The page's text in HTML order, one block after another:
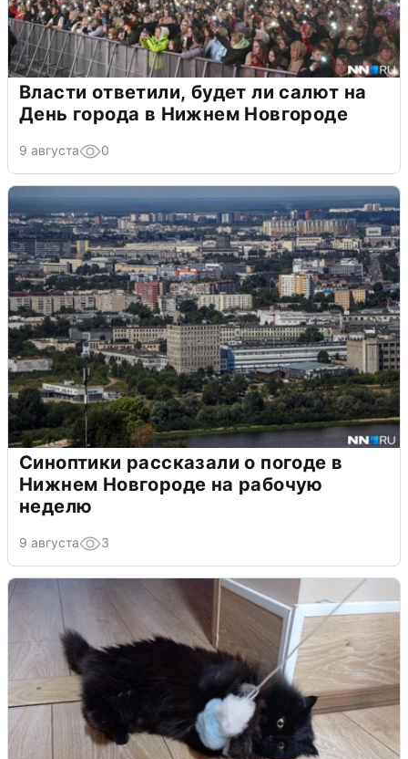
Власти ответили, будет ли салют на
День города в Нижнем Новгороде
9 августа 0
Синоптики рассказали о погоде в
Нижнем Новгороде на рабочую
неделю
9 августа 3